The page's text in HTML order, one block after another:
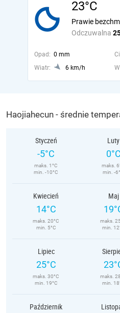
23°C
Odczuwalna
Prawie
Opad: 0 mm
Wiatr:
6 km/h
Haojiahecun - średnie
Styczeń
-5°C
maks. 1°C
min. -10°C
Luty
0°C
maks.
min. -
Kwiecień
14°C
maks. 20°C
min. 5°C
Maj
maks.
min.
Lipiec
25°C
maks. 30°C
min. 19°C
maks.
min.
Październik